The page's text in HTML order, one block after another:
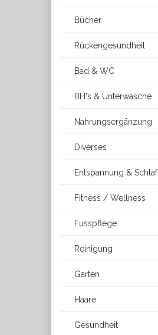
Bücher
Rückengesundheit
Bad & WC
BH's & Unterwäsche
Nahrungsergänzung
Diverses
Entspannung & Schlaf
Fitness / Wellness
Fusspflege
Reinigung
Garten
Haare
Gesundheit